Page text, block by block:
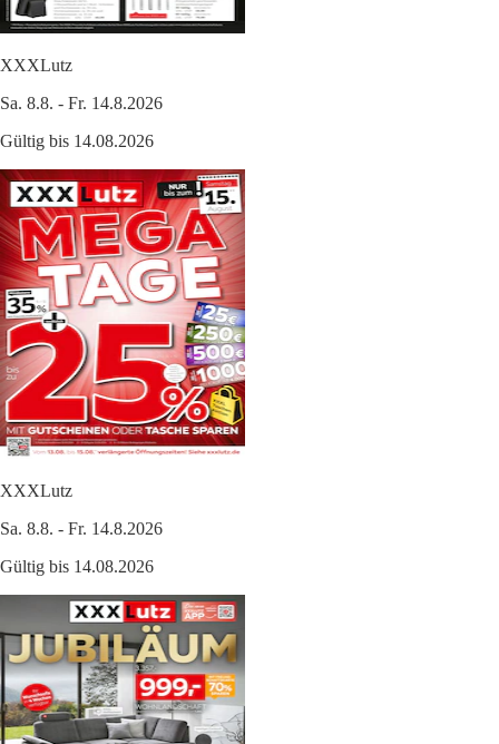
XXXLutz
Sa. 8.8. - Fr. 14.8.2026
Gültig bis 14.08.2026
XXXLutz
Sa. 8.8. - Fr. 14.8.2026
Gültig bis 14.08.2026